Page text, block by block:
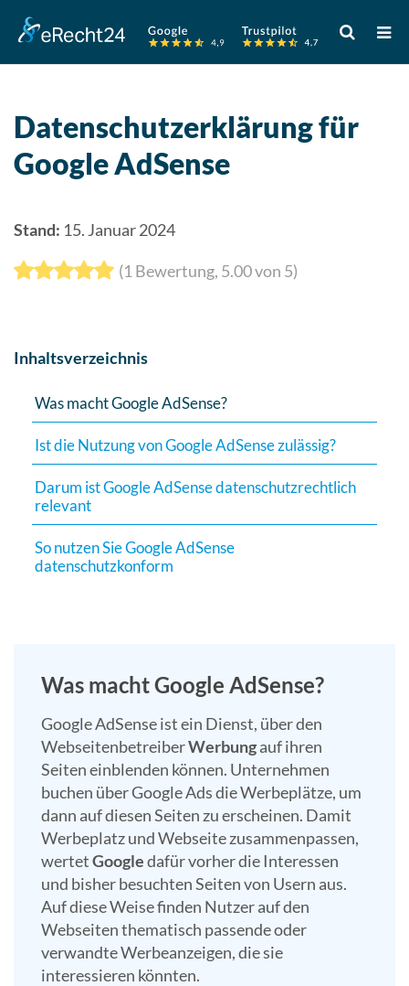
Verwende
die
Pfeile
oben
und
zu
gelangen.
von
Datenschutzerklärung für
Google AdSense
Stand: 15. Januar 2024
(1Bewertung, 5.00von 5)
Inhaltsverzeichnis
Was macht Google AdSense?
Ist die Nutzung von Google AdSense zulässig?
Darum ist Google AdSense datenschutzrechtlich
relevant
So nutzen Sie Google AdSense
datenschutzkonform
Was macht Google AdSense?
Google AdSense ist ein Dienst, über den
WebseitenbetreiberWerbungauf ihren
Seiten einblenden können. Unternehmen
buchen über Google Ads die Werbeplätze, um
dann auf diesen Seiten zu erscheinen. Damit
Werbeplatz und Webseite zusammenpassen,
wertetGoogledafür vorher die Interessen
und bisher besuchten Seiten von Usern aus.
Auf diese Weise finden Nutzer auf den
Webseiten thematisch passende oder
verwandte Werbeanzeigen, die sie
interessieren könnten.